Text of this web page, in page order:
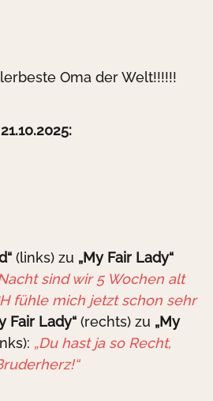
Oma der Welt!!!!!!
21.10.2025:
(links) zu „My Fair Lady“
sind wir 5 Wochen alt
fühle mich jetzt schon sehr
Fair Lady“(rechts) zu „My
„Du hast ja so Recht,